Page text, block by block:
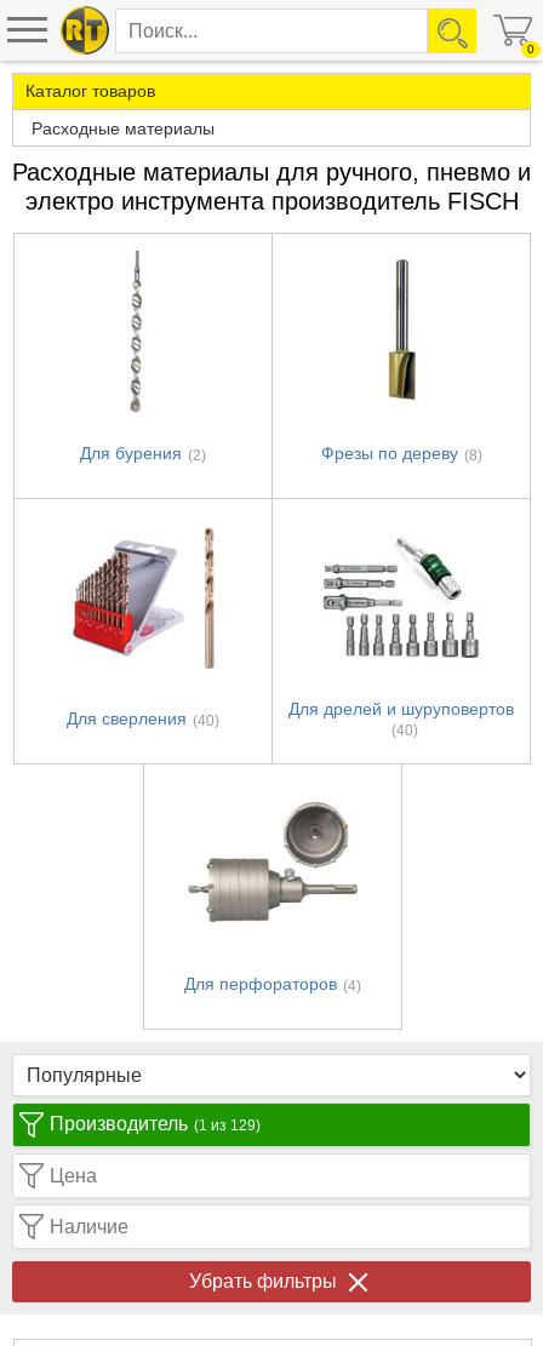
0
Каталог товаров
Расходные материалы
Расходные материалы для ручного, пневмо и
электро инструмента производитель FISCH
Для бурения (2) Фрезы по дереву (8)
Для сверления (40)
Для дрелей и шуруповертов
(40)
Для перфораторов (4)
Производитель (1 из 129)
Цена
Наличие
Убрать фильтры